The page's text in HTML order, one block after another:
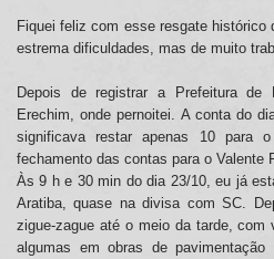
Fiquei feliz com esse resgate histórico
estrema dificuldades, mas de muito
Depois de registrar a Prefeitura de
Erechim, onde pernoitei. A conta do
significava restar apenas 10 para
fechamento das contas para o Valente
Às 9 h e 30 min do dia 23/10, eu já
Aratiba, quase na divisa com SC.
zigue-zague até o meio da tarde, com
algumas em obras de